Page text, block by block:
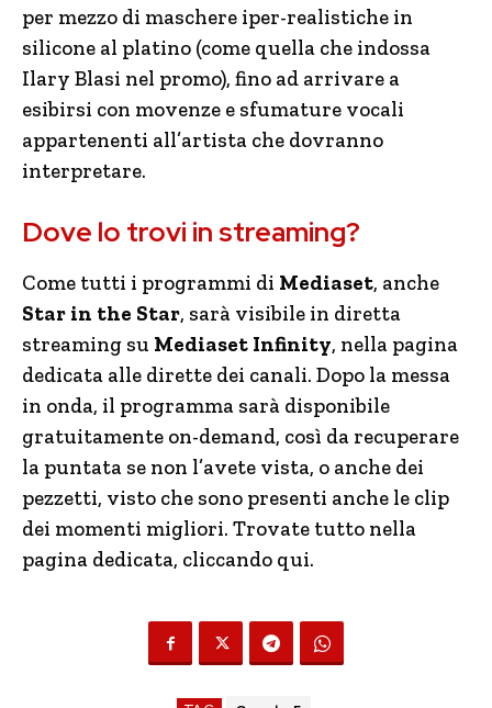
per mezzo di maschere iper-realistiche in
silicone al platino (come quella che indossa
Ilary Blasi nel promo), fino ad arrivare a
esibirsi con movenze e sfumature vocali
appartenenti all’artista che dovranno
interpretare.
Dove lo trovi in streaming?
Come tutti i programmi di Mediaset, anche
Star in the Star, sarà visibile in diretta
streaming su Mediaset Infinity, nella pagina
dedicata alle dirette dei canali. Dopo la messa
in onda, il programma sarà disponibile
gratuitamente on-demand, così da recuperare
la puntata se non l’avete vista, o anche dei
pezzetti, visto che sono presenti anche le clip
dei momenti migliori. Trovate tutto nella
pagina dedicata, cliccando qui.